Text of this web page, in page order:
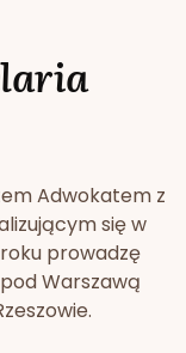
Adwokatem z
się w
prowadzę
Warszawą